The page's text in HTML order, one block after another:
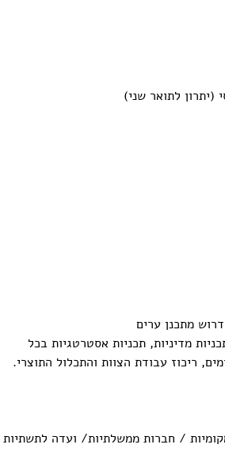
(יתרון לתואר שני)
מדיניות, תכניות אסטרטגיות בכל
ריכוז עבודת הצוות והתכלול התוצרי.
/ חברות ממשלתיות/ ועדה לתשתיות